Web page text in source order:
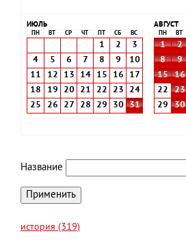
ИЮЛЬ
ПН ВТ СР ЧТ СБ ВС
1 2
3
4
5 6 7 8 9
10
11
12 13 14 15 16
17
18
19 20 21 22 23
24
25
26 27 28 29 30 31
АВГУСТ
ПН ВТ
1 2
8
9
15
16
22
23
29
30
Название
история (319)